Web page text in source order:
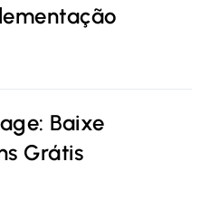
Baixe
Grátis